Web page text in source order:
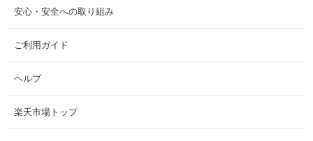
安心・安全への取り組み
ご利用ガイド
ヘルプ
楽天市場トップ